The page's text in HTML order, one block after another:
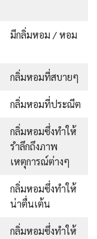
มีกลิ่มหอม / หอม
กลิ่มหอมที่สบายๆ
กลิ่มหอมที่ประณีต
กลิ่มหอมซึ่งทำให้
รำลึกถึงภาพ
เหตุการณ์ต่างๆ
กลิ่มหอมซึ่งทำให้
น่าตื่นเต้น
กลิ่มหอมซึ่งทำให้